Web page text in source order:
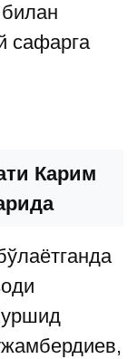
сафарга
Карим